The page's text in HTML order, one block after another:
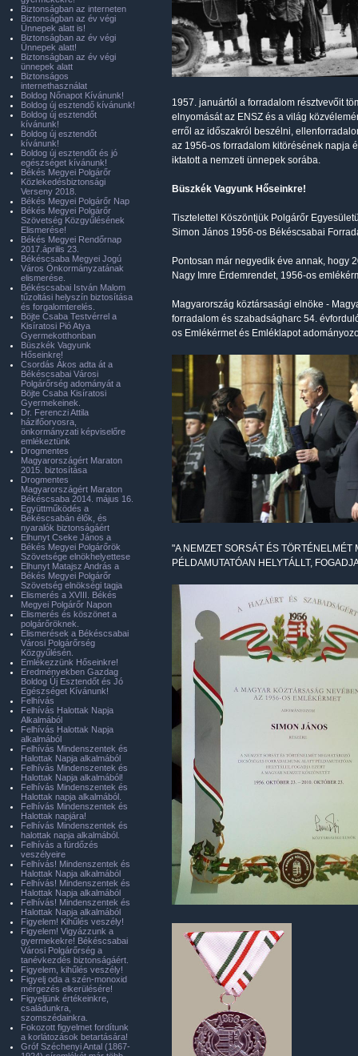
1957. januártól a forradalom résztvevőit
elnyomását az ENSZ és a világ
erről az időszakról beszélni,
az 1956-os forradalom kitörésének napja
iktatott a nemzeti ünnepek sorába.
Büszkék Vagyunk Hőseinkre!
Tisztelettel Köszöntjük Polgárőr
Simon János 1956-os Békéscsabai
Pontosan már negyedik éve annak, hogy
Nagy Imre Érdemrendet, 1956-os
Magyarország köztársasági elnöke -
forradalom és szabadságharc 54.
os Emlékérmet és Emléklapot
"A NEMZET SORSÁT ÉS
PÉLDAMUTATÓAN HELYTÁLLT,
Biztonságban az interneten
Biztonságban az év végi
Ünnepek alatt is!
Biztonságban az év végi
Ünnepek alatt!
Biztonságban az év végi
ünnepek alatt
Biztonságos
internethasználat
Boldog Nőnapot Kívánunk!
Boldog új esztendő kívánunk!
Boldog új esztendőt
kívánunk!
Boldog új esztendőt
kívánunk!
Boldog új esztendőt és jó
egészséget kívánunk!
Békés Megyei Polgárőr
Közlekedésbiztonsági
Verseny 2018.
Békés Megyei Polgárőr Nap
Békés Megyei Polgárőr
Szövetség Közgyűlésének
Elismerése!
Békés Megyei Rendőrnap
2017.április 23.
Békéscsaba Megyei Jogú
Város Önkormányzatának
elismerése.
Békéscsabai István Malom
tűzoltási helyszín biztosítása
és forgalomterelés.
Böjte Csaba Testvérrel a
Kisíratosi Pió Atya
Gyermekotthonban
Büszkék Vagyunk
Hőseinkre!
Csordás Ákos adta át a
Békéscsabai Városi
Polgárőrség adományát a
Böjte Csaba Kisíratosi
Gyermekeinek.
Dr. Ferenczi Attila
házifőorvosra,
önkormányzati képviselőre
emlékeztünk
Drogmentes
Magyarországért Maraton
2015. biztosítása
Drogmentes
Magyarországért Maraton
Békéscsaba 2014. május 16.
Együttműködés a
Békéscsabán élők, és
nyaralók biztonságáért
Elhunyt Cseke János a
Békés Megyei Polgárőrök
Szövetsége elnökhelyettese
Elhunyt Matajsz András a
Békés Megyei Polgárőr
Szövetség elnökségi tagja
Elismerés a XVIII. Békés
Megyei Polgárőr Napon
Elismerés és köszönet a
polgárőröknek.
Elismerések a Békéscsabai
Városi Polgárőrség
Közgyűlésén.
Emlékezzünk Hőseinkre!
Eredményekben Gazdag
Boldog Új Esztendőt és Jó
Egészséget Kívánunk!
Felhívás
Felhívás Halottak Napja
Alkalmából
Felhívás Halottak Napja
alkalmából
Felhívás Mindenszentek és
Halottak Napja alkalmából
Felhívás Mindenszentek és
Halottak Napja alkalmából!
Felhívás Mindenszentek és
Halottak napja alkalmából.
Felhívás Mindenszentek és
Halottak napjára!
Felhívás Mindenszentek és
halottak napja alkalmából.
Felhívás a fürdőzés
veszélyeire
Felhívás! Mindenszentek és
Halottak Napja alkalmából
Felhívás! Mindenszentek és
Halottak Napja alkalmából
Felhívás! Mindenszentek és
Halottak Napja alkalmából
Figyelem! Kihűlés veszély!
Figyelem! Vigyázzunk a
gyermekekre! Békéscsabai
Városi Polgárőrség a
tanévkezdés biztonságáért.
Figyelem, kihűlés veszély!
Figyelj oda a szén-monoxid
mérgezés elkerülésére!
Figyeljünk értékeinkre,
családunkra,
szomszédainkra.
Fokozott figyelmet fordítunk
a korlátozások betartására!
Gróf Széchenyi Antal (1867-